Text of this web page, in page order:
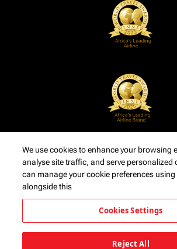
We use cookies to enhance your browsing
analyse site traffic, and serve personalized
can manage your cookie preferences using
alongside this
Cookies Settings
Reject All